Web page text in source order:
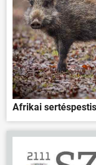
Afrikai